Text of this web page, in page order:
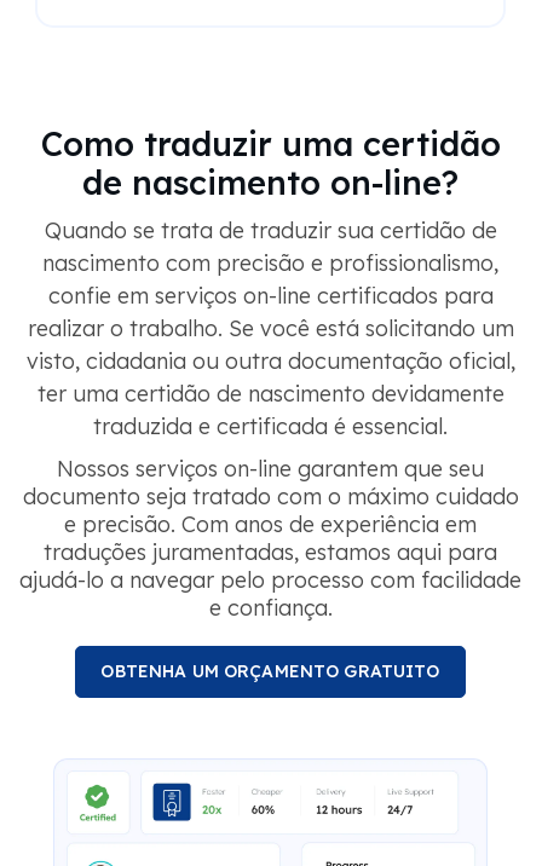
Como traduzir uma certidão
de nascimento on-line?
Quando se trata de traduzir sua certidão de
nascimento com precisão e profissionalismo,
confie em serviços on-line certificados para
realizar o trabalho. Se você está solicitando um
visto, cidadania ou outra documentação oficial,
ter uma certidão de nascimento devidamente
traduzida e certificada é essencial.
Nossos serviços on-line garantem que seu
documento seja tratado com o máximo cuidado
e precisão. Com anos de experiência em
traduções juramentadas, estamos aqui para
ajudá-lo a navegar pelo processo com facilidade
e confiança.
OBTENHA UM ORÇAMENTO GRATUITO